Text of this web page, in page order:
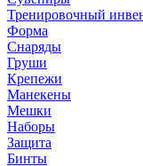
Тренировочный
Форма
Снаряды
Груши
Крепежи
Манекены
Мешки
Наборы
Защита
Бинты